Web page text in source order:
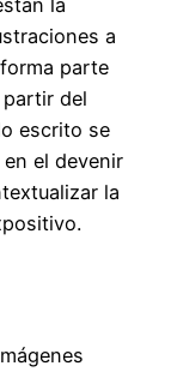
a
parte
del
escrito se
el devenir
la